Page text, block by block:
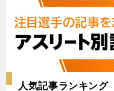
人気記事ランキング